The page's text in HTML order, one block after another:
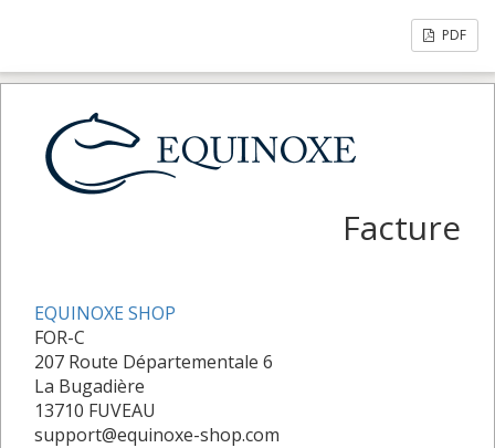
PDF
Facture
EQUINOXE SHOP
FOR-C
207 Route Départementale 6
La Bugadière
13710 FUVEAU
support@equinoxe-shop.com